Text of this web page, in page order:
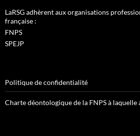
LaRSG adhèrent aux organisations
française :
FNPS
SPEJP
Politique de confidentialité
Charte déontologique de la FNPS à laquelle